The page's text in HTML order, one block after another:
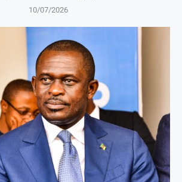
10/07/2026